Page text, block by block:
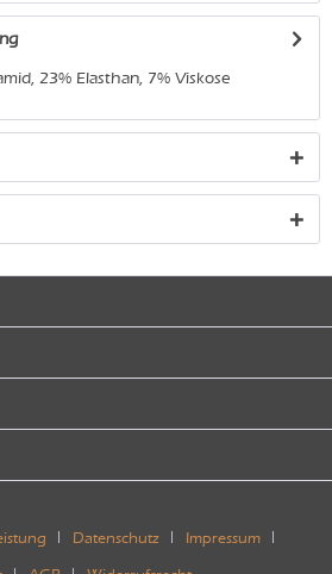
23% Elasthan, 7% Viskose
Datenschutz Impressum